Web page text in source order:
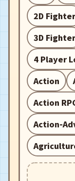
2D Fighter
3D Fighter
4 Player
Action
Action
Action-